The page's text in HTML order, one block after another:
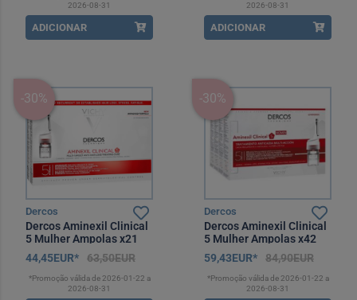
2026-08-31
ADICIONAR
2026-08-31
ADICIONAR
-30%
Dercos
Dercos Aminexil Clinical
5 Mulher Ampolas x21
44,45EUR*
63,50EUR
*Promoção válida de 2026-01-22 a
2026-08-31
-30%
Dercos
Dercos Aminexil Clinical
5 Mulher Ampolas x42
59,43EUR*
84,90EUR
*Promoção válida de 2026-01-22 a
2026-08-31